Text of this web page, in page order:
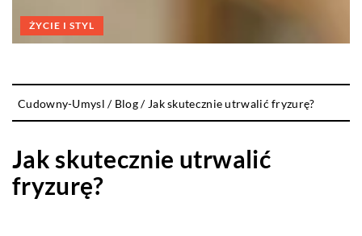
ŻYCIE I STYL
Cudowny-Umysl / Blog/ Jak skutecznie utrwalić fryzurę?
Jak skutecznie utrwalić
fryzurę?